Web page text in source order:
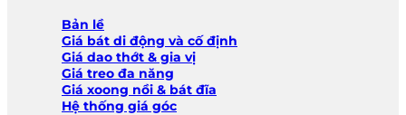
Bản lề
Giá bát di động và cố định
Giá dao thớt & gia vị
Giá treo đa năng
Giá xoong nồi & bát đĩa
Hệ thống giá góc